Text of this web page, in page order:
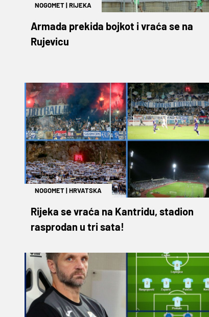
NOGOMET|RIJEKA
Armada prekida bojkot i vraća se na
Rujevicu
NOGOMET|HRVATSKA
Rijeka se vraća na Kantridu, stadion
rasprodan u tri sata!